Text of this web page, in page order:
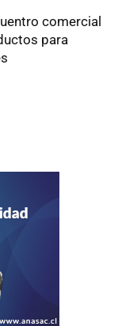
comercial
para